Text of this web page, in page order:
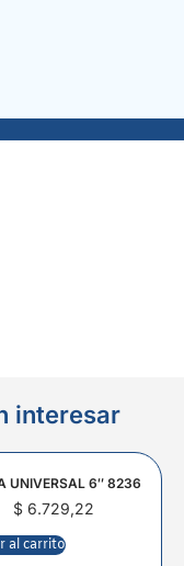
mm.
interesar
UNIVERSAL 6″ 8236
$6.729,22
al carrito